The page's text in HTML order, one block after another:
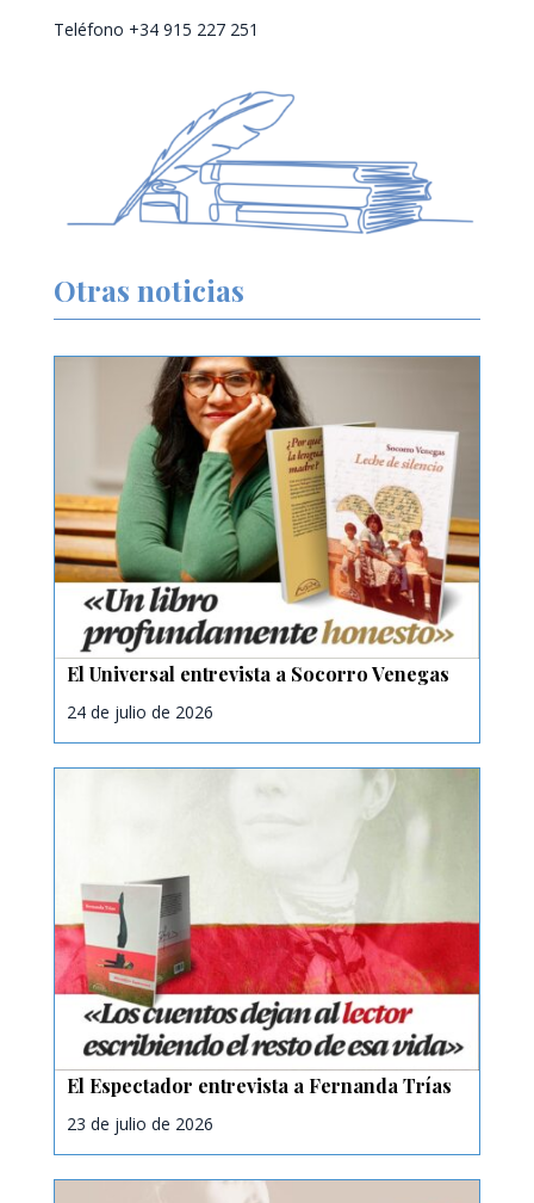
Teléfono +34 915 227 251
Otras noticias
El Universal entrevista a Socorro Venegas
24 de julio de 2026
El Espectador entrevista a Fernanda Trías
23 de julio de 2026